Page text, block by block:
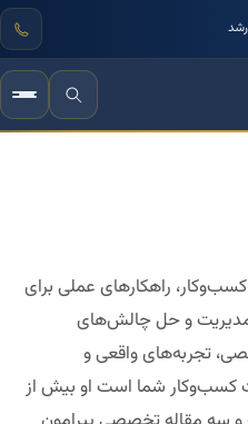
کسب‌وکار، راهکارهای عملی برای
مدیریت و حل چالش‌های
تجربه‌های واقعی و
کسب‌وکار شما است او بیش از